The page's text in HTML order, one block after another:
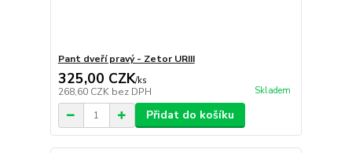
Pant dveří pravý - Zetor URIII
325,00 CZK/ks
268,60 CZK bez DPH Skladem
Přidat do košíku